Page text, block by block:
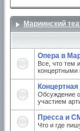
Мариинский
Опера в
Все, что тем
концертными
Обсуждение
участием
Пресса и
Что и где